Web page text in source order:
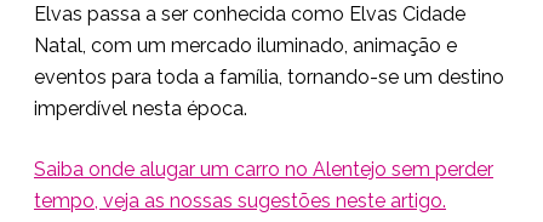
Elvas passa a ser conhecida como Elvas Cidade
Natal, com um mercado iluminado, animação e
eventos para toda a família, tornando-se um destino
imperdível nesta época.
Saiba onde alugar um carro no Alentejo sem perder
tempo, veja as nossas sugestões neste artigo.